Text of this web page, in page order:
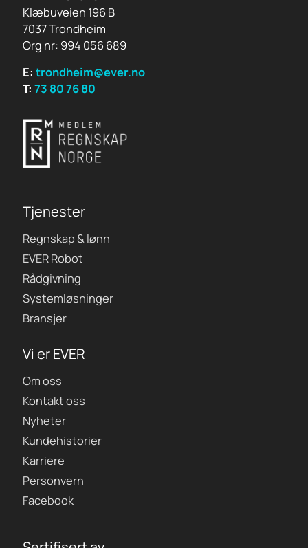
Klæbuveien 196 B
7037 Trondheim
Org nr: 994 056 689
E: trondheim@ever.no
T: 73 80 76 80
Tjenester
Regnskap & lønn
EVER Robot
Rådgivning
Systemløsninger
Bransjer
Vi er EVER
Om oss
Kontakt oss
Nyheter
Kundehistorier
Karriere
Personvern
Facebook